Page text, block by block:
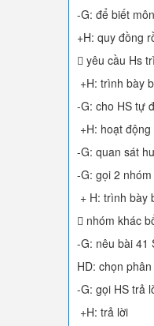
-G: để biết
+H: quy đồng
 yêu cầu Hs
+H: trình bày
-G: cho HS tự
+H: hoạt động
-G: quan sát
-G: gọi 2
+ H: trình bày
 nhóm khác
-G: nêu bài 41
HD: chọn
-G: gọi HS trả
+H: trả lời